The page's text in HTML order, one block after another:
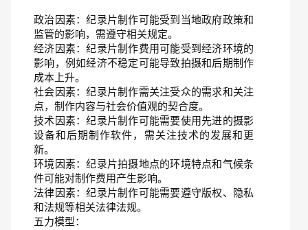
政治因素：纪录片制作可能受到当地政府政策和
监管的影响，需遵守相关规定。
经济因素：纪录片制作费用可能受到经济环境的
影响，例如经济不稳定可能导致拍摄和后期制作
成本上升。
社会因素：纪录片制作需关注受众的需求和关注
点，制作内容与社会价值观的契合度。
技术因素：纪录片制作可能需要使用先进的摄影
设备和后期制作软件，需关注技术的发展和更
新。
环境因素：纪录片拍摄地点的环境特点和气候条
件可能对制作费用产生影响。
法律因素：纪录片制作可能需要遵守版权、隐私
和法规等相关法律法规。
五力模型：